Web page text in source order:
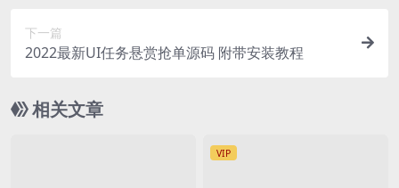
下一篇
2022最新UI任务悬赏抢单源码 附带安装教程
相关文章
VIP